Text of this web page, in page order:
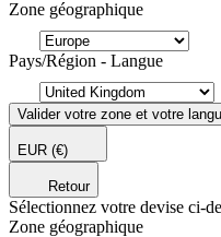
Zone géographique
Pays/Région - Langue
Valider votre zone et votre
EUR (€)
Retour
Sélectionnez votre devise ci-
Zone géographique